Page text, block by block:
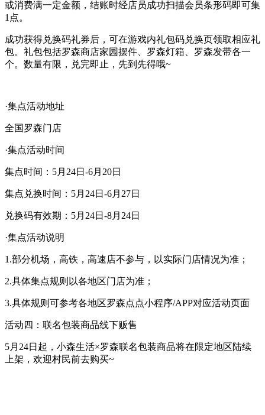
或消费满一定金额，结账时经店员成功扫描会员条形码即可集
1点。
成功获得兑换码礼券后，可在游戏内礼包码兑换页领取相应礼
包。礼包包括罗森商店家园摆件、罗森灯箱、罗森发带各一
个。数量有限，兑完即止，先到先得哦~
·集点活动地址
全国罗森门店
·集点活动时间
集点时间：5月24日-6月20日
集点兑换时间：5月24日-6月27日
兑换码有效期：5月24日-8月24日
·集点活动说明
1.部分机场，高铁，高速店不参与，以实际门店情况为准；
2.具体集点规则以各地区门店为准；
3.具体规则可参考各地区罗森点点小程序/APP对应活动页面
活动四：联名包装商品线下贩售
5月24日起，小森生活×罗森联名包装商品将在限定地区陆续
上架，欢迎村民前去购买~